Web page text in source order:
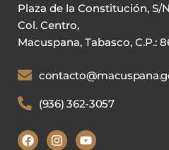
Plaza de la Constitución, S/
Col. Centro,
Macuspana, Tabasco, C.P.:
(936) 362-3057